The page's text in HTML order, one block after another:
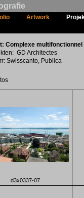
Artwork
Complexe
GD Architectes
Swisscanto, Publica
d3x0337-07